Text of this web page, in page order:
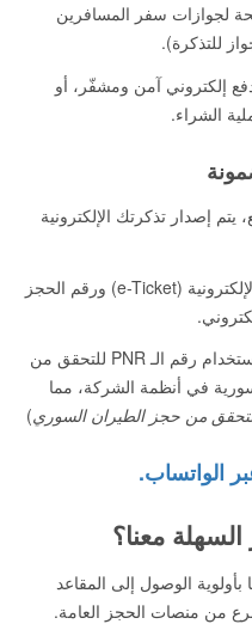
لجوازات سفر المسافرين
للتذكرة).
إلكتروني آمن ومشفّر، أو
الشراء.
يتم إصدار تذكرتك الإلكترونية
ستتلقى التذكرة الإلكترونية (e-Ticket) ورقم الحجز
يمكن للعميل استخدام رقم الـ PNR للتحقق من
في أنظمة الشركة، مما
من حجز الطيران السوري)
الواتساب.
معنا؟
بأولوية الوصول إلى المقاعد
من منصات الحجز العامة.